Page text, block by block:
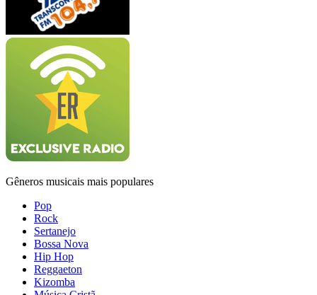
Gêneros musicais mais populares
Pop
Rock
Sertanejo
Bossa Nova
Hip Hop
Reggaeton
Kizomba